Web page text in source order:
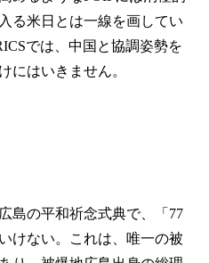
る米日とは一線を画してい
では、中国と協調姿勢を
にはいきません。
島の平和祈念式典で、「77
けない。これは、唯一の被